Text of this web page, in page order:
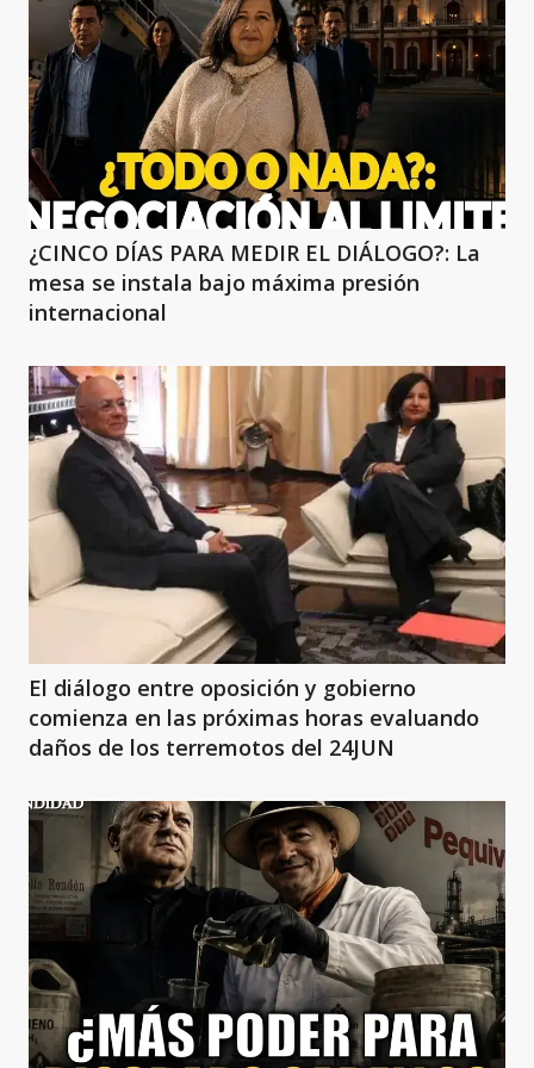
¿CINCO DÍAS PARA MEDIR EL DIÁLOGO?: La
mesa se instala bajo máxima presión
internacional
El diálogo entre oposición y gobierno
comienza en las próximas horas evaluando
daños de los terremotos del 24JUN